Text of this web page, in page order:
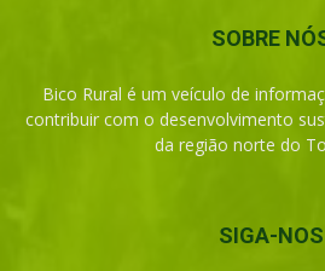
SOBRE
Bico Rural é um veículo de
contribuir com o desenvolvimento
da região norte do
SIGA-NOS